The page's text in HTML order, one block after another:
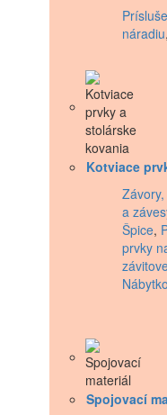
náradiu,
Kotviace
a
Špice,
prvky
Spojovací